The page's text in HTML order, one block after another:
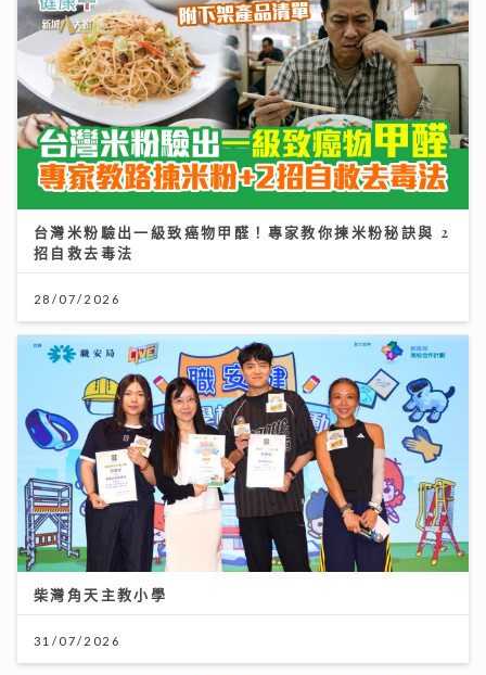
台灣米粉驗出一級致癌物甲醛！專家教你揀米粉秘訣與 2
招自救去毒法
28/07/2026
柴灣角天主教小學
31/07/2026